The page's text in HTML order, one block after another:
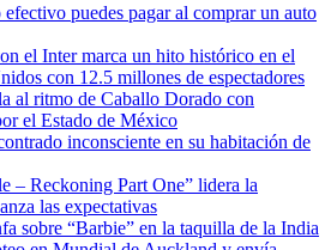
puedes pagar al comprar un auto
el Inter marca un hito histórico en el
con 12.5 millones de espectadores
al ritmo de Caballo Dorado con
el Estado de México
inconsciente en su habitación de
– Reckoning Part One” lidera la
las expectativas
sobre “Barbie” en la taquilla de la India